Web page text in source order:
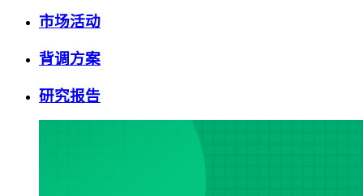
市场活动
背调方案
研究报告